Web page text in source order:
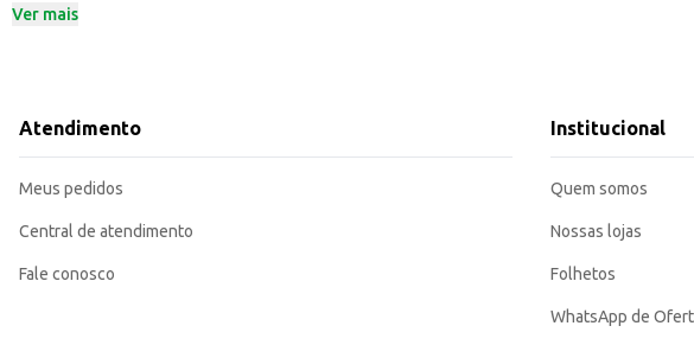
Dicas de Uso:
O Sabonete Flor de Ypê Suave Refrescância proporciona uma limpeza eficaz e uma agradável
Marca: Flor de Ypê
Categoria: Sabonete em barra
EAN: 22662966
Ver mais
Atendimento
Meus pedidos
Central de atendimento
Fale conosco
Institucional
Quem somos
Nossas lojas
Folhetos
WhatsApp de